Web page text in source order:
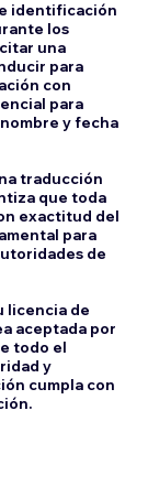
identificación
los
una
para
con
para
y fecha
traducción
que toda
exactitud del
para
de
licencia de
aceptada por
todo el
y
cumpla con